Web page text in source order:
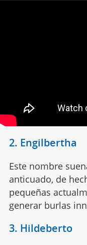
2. Engilbertha
Este nombre
anticuado, de
pequeñas
generar burlas
3. Hildeberto